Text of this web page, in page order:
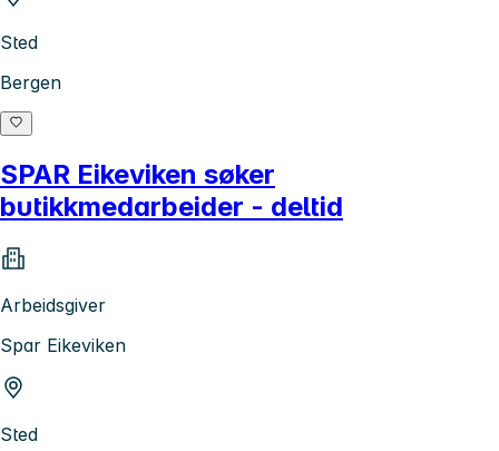
Sted
Bergen
SPAR Eikeviken søker
butikkmedarbeider - deltid
Arbeidsgiver
Spar Eikeviken
Sted